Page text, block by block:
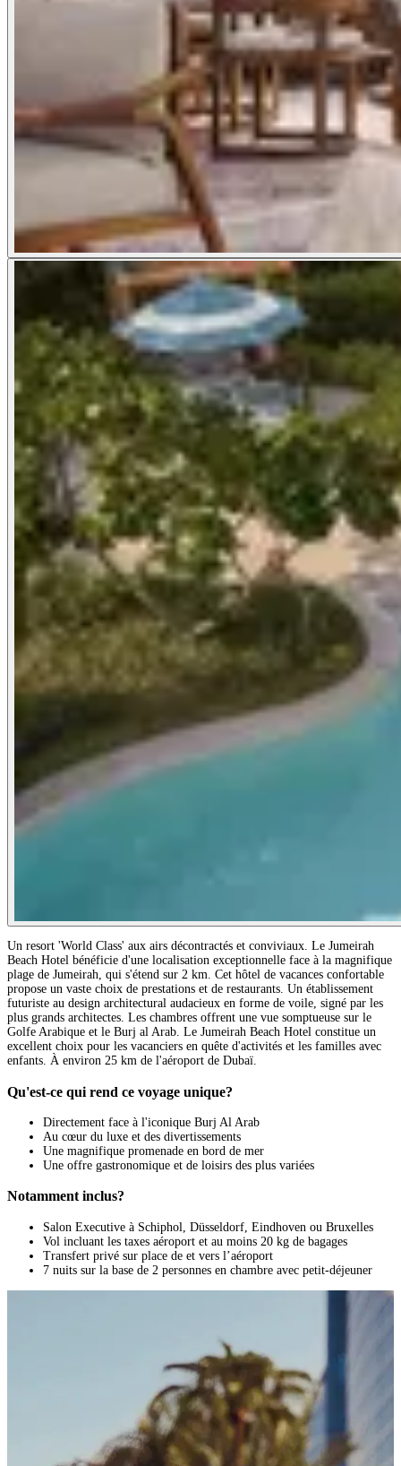
Un resort 'World Class' aux airs décontractés et conviviaux. Le Jumeirah
Beach Hotel bénéficie d'une localisation exceptionnelle face à la magnifique
plage de Jumeirah, qui s'étend sur 2 km. Cet hôtel de vacances confortable
propose un vaste choix de prestations et de restaurants. Un établissement
futuriste au design architectural audacieux en forme de voile, signé par les
plus grands architectes. Les chambres offrent une vue somptueuse sur le
Golfe Arabique et le Burj al Arab. Le Jumeirah Beach Hotel constitue un
excellent choix pour les vacanciers en quête d'activités et les familles avec
enfants. À environ 25 km de l'aéroport de Dubaï.
Qu'est-ce qui rend ce voyage unique?
Directement face à l'iconique Burj Al Arab
Au cœur du luxe et des divertissements
Une magnifique promenade en bord de mer
Une offre gastronomique et de loisirs des plus variées
Notamment inclus?
Salon Executive à Schiphol, Düsseldorf, Eindhoven ou Bruxelles
Vol incluant les taxes aéroport et au moins 20 kg de bagages
Transfert privé sur place de et vers l’aéroport
7 nuits sur la base de 2 personnes en chambre avec petit-déjeuner